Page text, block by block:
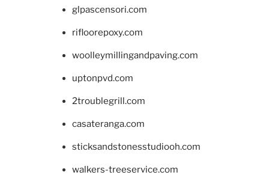
glpascensori.com
rifloorepoxy.com
woolleymillingandpaving.com
uptonpvd.com
2troublegrill.com
casateranga.com
sticksandstonesstudiooh.com
walkers-treeservice.com